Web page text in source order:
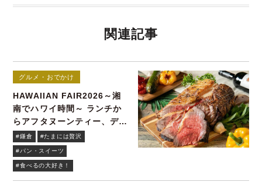
関連記事
グルメ・おでかけ
HAWAIIAN FAIR2026～湘
南でハワイ時間～ ランチか
らアフタヌーンティー、ディ
ナーまで！
#鎌倉 #たまには贅沢
#パン・スイーツ
#食べるの大好き！